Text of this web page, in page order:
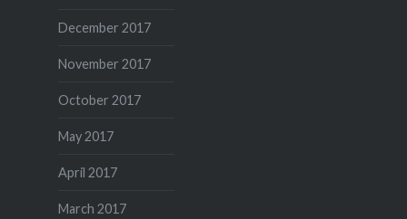
December 2017
November 2017
October 2017
May 2017
April 2017
March 2017